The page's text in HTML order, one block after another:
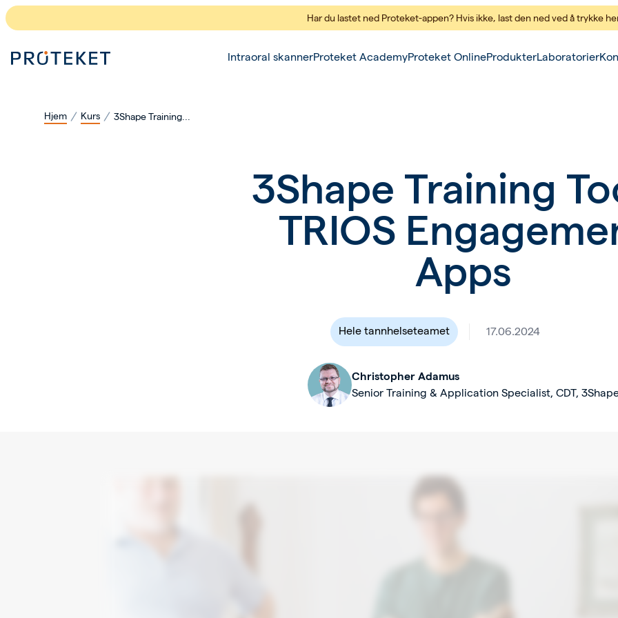
Har du lastet ned Proteket-appen? Hvis ikke, last den ned ved å trykke
Intraoral skannerProteket AcademyProteket OnlineProdukterLaboratorier
Hjem Kurs 3Shape Training...
3Shape Training
TRIOS
Apps
Hele tannhelseteamet 17.06.2024
Christopher Adamus
Senior Training & Application Specialist, CDT,